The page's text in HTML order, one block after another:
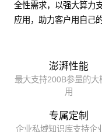
全性需求，以强大算力
应用，助力客户用自己
澎湃性能
最大支持200B参量的大
用
专属定制
企业私域知识库支持企